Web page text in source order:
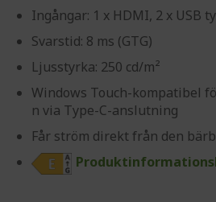
Ingångar: 1 x HDMI, 2 x USB
Svarstid: 8 ms (GTG)
Ljusstyrka: 250 cd/m²
Windows Touch-kompatibel
n via Type-C-anslutning
Får ström direkt från den